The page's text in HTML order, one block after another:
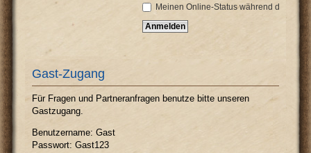
Meinen Online-Status während dieser
Gast-Zugang
Für Fragen und Partneranfragen benutze bitte unseren
Gastzugang.
Benutzername: Gast
Passwort: Gast123